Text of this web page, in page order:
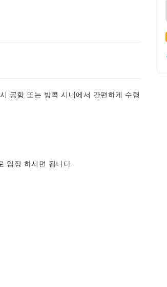
공항 또는 방콕 시내에서 간편하게 수령
입장 하시면 됩니다.